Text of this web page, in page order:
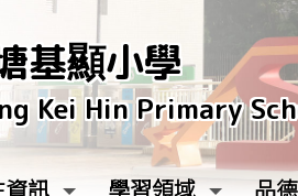
基顯小學
Kei Hin Primary
資訊 學習領域 品